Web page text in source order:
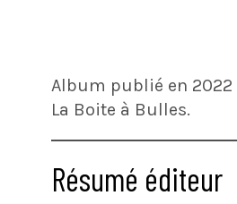
Album publié en
La Boite à Bulles.
Résumé éditeur